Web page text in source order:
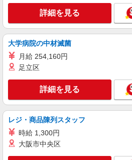
すき家の店舗スタ
ど）
時給1,500円
愛知県岡崎市鴨
パート
すき家 岡崎法性寺店
すき家の店舗スタ
ど）
愛知県岡崎市法
詳細を見る
大学病院の中材滅菌
月給 254,160円
足立区
詳細を見る
レジ・商品陳列スタッフ
時給 1,300円
大阪市中央区